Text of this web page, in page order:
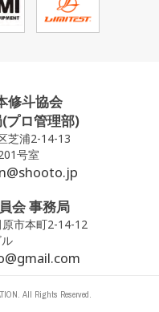
修斗協会
プロ管理部)
芝浦2-14-13
号室
会 事務局
市本町2-14-12
All Rights Reserved.